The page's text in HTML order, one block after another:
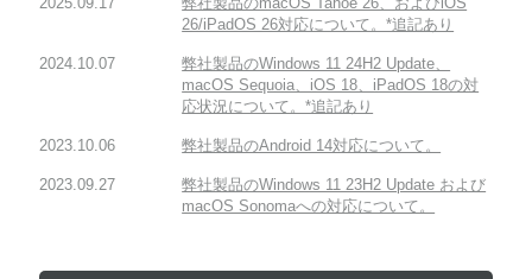
26/iPadOS 26対応について。*追記あり
2024.10.07
弊社製品のWindows 11 24H2 Update、
macOS Sequoia、iOS 18、iPadOS 18の対
応状況について。*追記あり
2023.10.06 弊社製品のAndroid 14対応について。
2023.09.27
弊社製品のWindows 11 23H2 Update および
macOS Sonomaへの対応について。